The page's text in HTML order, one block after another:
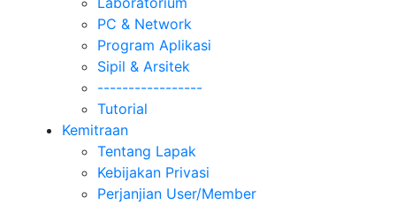
PC & Network
Program Aplikasi
Sipil & Arsitek
-----------------
Tutorial
Kemitraan
Tentang Lapak
Kebijakan Privasi
Perjanjian User/Member